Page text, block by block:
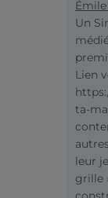
Un
Lien
ta-
leur
grille